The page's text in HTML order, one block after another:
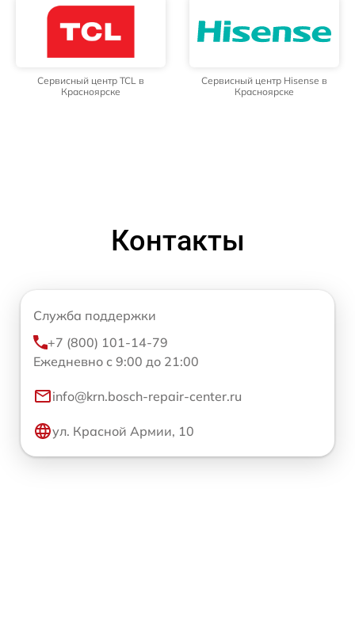
Сервисный центр TCL в
Красноярске
Сервисный центр Hisense в
Красноярске
Контакты
Служба поддержки
+7 (800) 101-14-79
Ежедневно с 9:00 до 21:00
info@krn.bosch-repair-center.ru
ул. Красной Армии, 10